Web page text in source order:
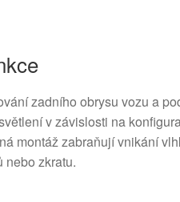
zadního obrysu vozu a
v závislosti na
montáž zabraňují vnikání
nebo zkratu.